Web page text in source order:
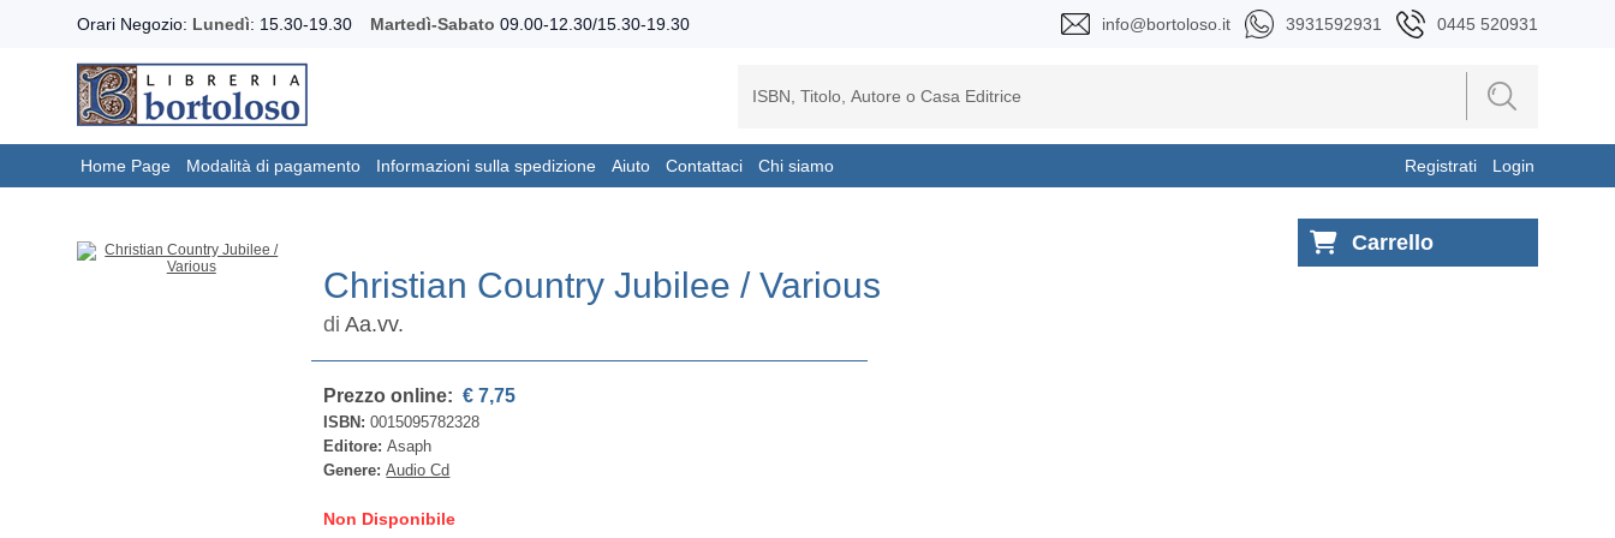
Orari Negozio: Lunedì: 15.30-19.30 Martedì-Sabato 09.00-12.30/15.30-19.30 info@bortoloso.it 3931592931 0445 520931
Home Page Modalità di pagamento Informazioni sulla spedizione Aiuto Contattaci Chi siamo Registrati Login
Christian Country Jubilee / Various
diAa.vv.
Prezzo online: € 7,75
ISBN:0015095782328
Editore:Asaph
Genere:Audio Cd
Non Disponibile
Carrello